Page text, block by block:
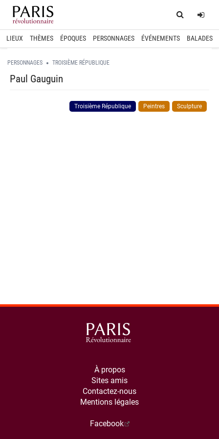
Home
LIEUX THÈMES ÉPOQUES PERSONNAGES ÉVÉNEMENTS BALADES
PERSONNAGES TROISIÈME RÉPUBLIQUE
Paul Gauguin
Troisième République Peintres Sculpture
À propos
Sites amis
Contactez-nous
Mentions légales
Facebook